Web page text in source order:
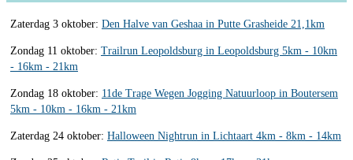
Zaterdag 3 oktober: Den Halve van Geshaa in Putte Grasheide 21,1km
Zondag 11 oktober: Trailrun Leopoldsburg in Leopoldsburg 5km - 10km
- 16km - 21km
Zondag 18 oktober: 11de Trage Wegen Jogging Natuurloop in Boutersem
5km - 10km - 16km - 21km
Zaterdag 24 oktober: Halloween Nightrun in Lichtaart 4km - 8km - 14km